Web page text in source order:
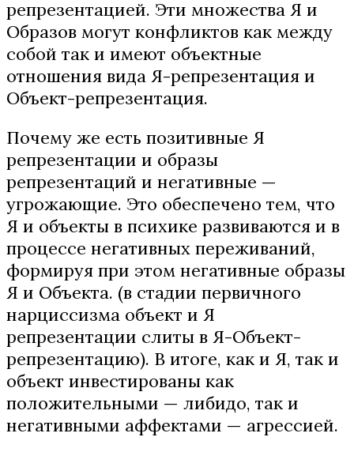
репрезентацией. Эти множества Я и
Образов могут конфликтов как между
собой так и имеют объектные
отношения вида Я-репрезентация и
Объект-репрезентация.
Почему же есть позитивные Я
репрезентации и образы
репрезентаций и негативные —
угрожающие. Это обеспечено тем, что
Я и объекты в психике развиваются и в
процессе негативных переживаний,
формируя при этом негативные образы
Я и Объекта. (в стадии первичного
нарциссизма объект и Я
репрезентации слиты в Я-Объект-
репрезентацию). В итоге, как и Я, так и
объект инвестированы как
положительными — либидо, так и
негативными аффектами — агрессией.